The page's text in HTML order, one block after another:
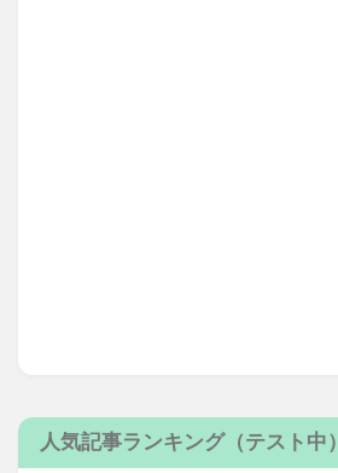
人気記事ランキング（テスト中）